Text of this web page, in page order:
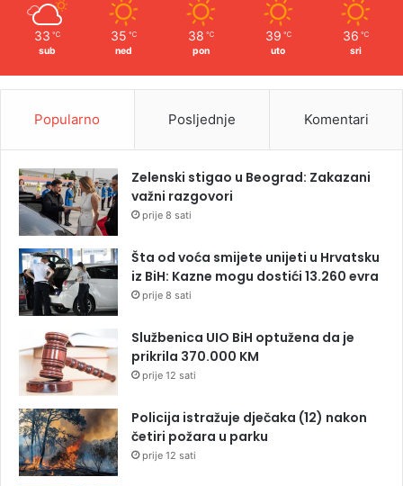
33 ℃
sub
35 ℃
ned
38 ℃
pon
39 ℃
uto
36 ℃
sri
Popularno Posljednje Komentari
Zelenski stigao u Beograd: Zakazani
važni razgovori
prije 8 sati
Šta od voća smijete unijeti u Hrvatsku
iz BiH: Kazne mogu dostići 13.260 evra
prije 8 sati
Službenica UIO BiH optužena da je
prikrila 370.000 KM
prije 12 sati
Policija istražuje dječaka (12) nakon
četiri požara u parku
prije 12 sati